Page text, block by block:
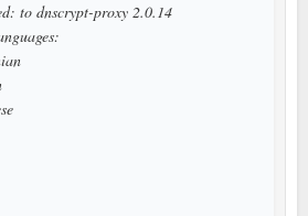
to dnscrypt-proxy 2.0.14